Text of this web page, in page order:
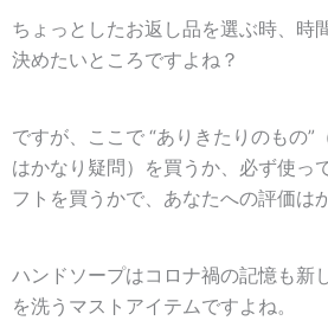
ちょっとしたお返し品を選ぶ時、時
決めたいところですよね？
ですが、ここで “ありきたりのもの”
はかなり疑問）を買うか、必ず使っ
フトを買うかで、あなたへの評価は
ハンドソープはコロナ禍の記憶も新
を洗うマストアイテムですよね。